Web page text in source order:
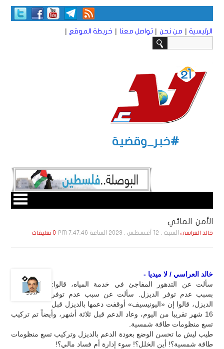
الرئيسية | من نحن | تواصل معنا | خريطة الموقع |
#خبر_وقضية
الأمن المائي
خالد العراسي السبت , 12 أغـسـطـس , 2023 الساعة 7:47:46 PM 0 تعليقات
خالد العراسي / لا ميديا -
سألت عن التدهور المفاجئ في خدمة المياه، قالوا:
بسبب عدم توفر الديزل. سألت عن سبب عدم توفر
الديزل، قالوا إن «اليونيسيف» أوقفت دعمها بالديزل قبل
16 شهر تقريبا من اليوم، وعاد الدعم قبل ثلاثة أشهر، وأيضاً تم تركيب
تسع منظومات طاقة شمسية.
طيب ليش ما تحسن الوضع بعودة الدعم بالديزل وتركيب تسع منظومات
طاقة شمسية؟! أين الخلل؟! سوء إدارة أم فساد مالي؟!